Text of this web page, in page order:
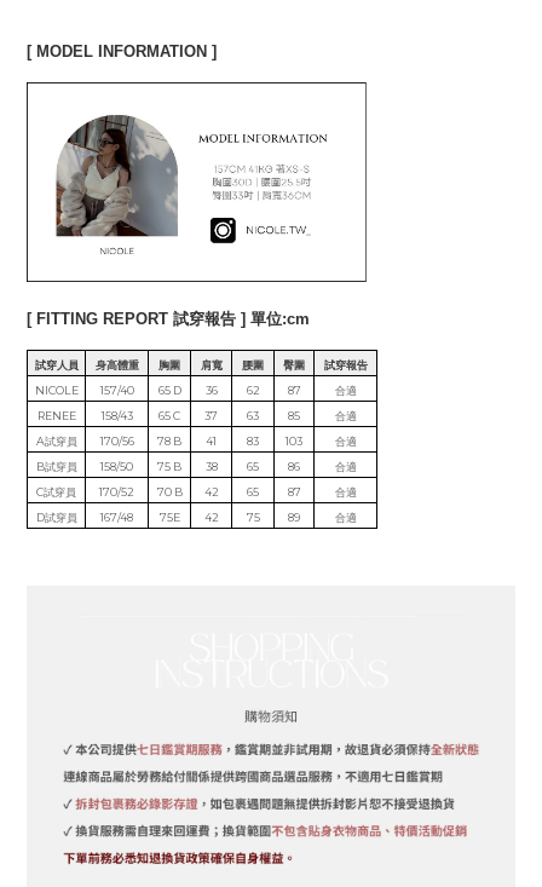
[ MODEL INFORMATION ]
[ FITTING REPORT 試穿報告 ] 單位:cm
試穿人員 身高體重 胸圍 肩寬 腰圍 臀圍
試穿報告
NICOLE
157/40 65 D 36 62 87
合適
RENEE
158/43 65 C 37 63 85
合適
A試穿員
170/56 78 B 41 83 103
合適
B試穿員
158/50 75 B 38 65 86
合適
C試穿員
170/52 70 B 42 65 87
合適
D試穿員
167/48 75E 42 75 89 合適